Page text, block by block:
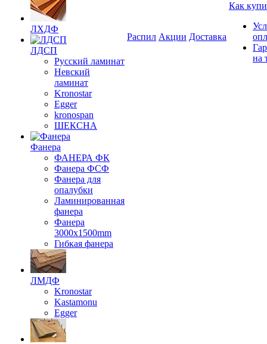
ЛХДФ
ЛДСП
Русский ламинат
Невский
ламинат
Kronostar
Egger
kronospan
ШЕКСНА
Фанера
ФАНЕРА ФК
Фанера ФСФ
Фанера для
опалубки
Ламинированная
фанера
Фанера
3000х1500mm
Гибкая фанера
ЛМДФ
Kronostar
Kastamonu
Egger
Распил Акции Доставка
Как
на